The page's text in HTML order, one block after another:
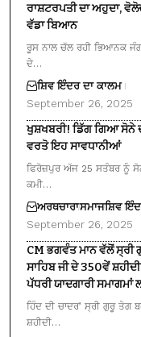
ਰਾਸ਼ਟਰਪਤੀ ਦਾ ਅਹੁਦਾ,
ਵੱਡਾ ਬਿਆਨ
ਰੂਸ ਨਾਲ ਚੱਲ ਰਹੀ ਭਿਆਨਕ
ਦੇ…
ਸ਼ਿਵ ਇੰਦਰ ਦਾ ਕਾਲਮ
September 26, 2025
ਖੁਸ਼ਖਬਰੀ! ਡਿੱਗ ਗਿਆ ਸੋਨੇ
ਵਰਤੋ ਇਹ ਸਾਵਧਾਨੀਆਂ
ਫਿਰੋਜ਼ਪੁਰ ਅੱਜ 25 ਸਤੰਬਰ ਨੂੰ
ਕਮੀ…
ਅਰਥਚਾਰਾਸਮਾਜਸ਼ਿਵ
September 26, 2025
CM ਭਗਵੰਤ ਮਾਨ ਵੱਲੋਂ ਸ੍ਰੀ
ਸਾਹਿਬ ਜੀ ਦੇ 350ਵੇਂ
ਪੱਧਰੀ ਯਾਦਗਾਰੀ ਸਮਾਗਮਾਂ
ਹਿੰਦ ਦੀ ਚਾਦਰ’ ਸ੍ਰੀ ਗੁਰੂ ਤੇਗ
ਸ਼ਹੀਦੀ…